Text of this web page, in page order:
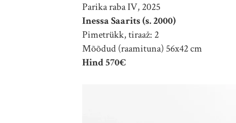
Parika raba IV, 2025
Inessa Saarits (s. 2000)
Pimetrükk, tiraaž: 2
Mõõdud (raamituna) 56x42 cm
Hind 570€